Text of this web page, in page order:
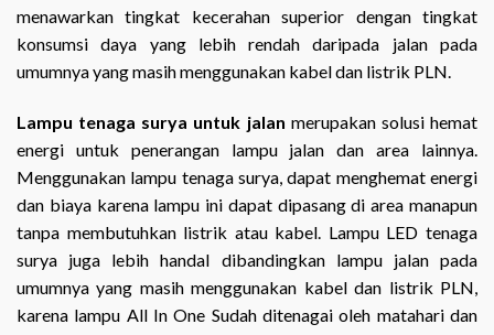
menawarkan tingkat kecerahan superior dengan tingkat
konsumsi daya yang lebih rendah daripada jalan pada
umumnya yang masih menggunakan kabel dan listrik PLN.
Lampu tenaga surya untuk jalan merupakan solusi hemat
energi untuk penerangan lampu jalan dan area lainnya.
Menggunakan lampu tenaga surya, dapat menghemat energi
dan biaya karena lampu ini dapat dipasang di area manapun
tanpa membutuhkan listrik atau kabel. Lampu LED tenaga
surya juga lebih handal dibandingkan lampu jalan pada
umumnya yang masih menggunakan kabel dan listrik PLN,
karena lampu All In One Sudah ditenagai oleh matahari dan